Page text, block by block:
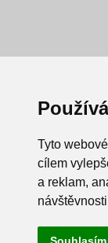
Tyto
cílem
a reklam,